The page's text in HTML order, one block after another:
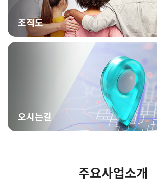
조직도
오시는길
주요사업소개